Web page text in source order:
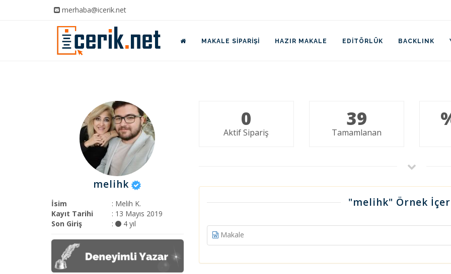
merhaba@icerik.net
MAKALE SIPARIŞI HAZIR MAKALE EDITÖRLÜK BACKLINK
melihk
İsim
: Melih K.
Kayıt Tarihi
: 13 Mayıs 2019
Son Giriş
: 4 yıl
0
Aktif Sipariş
39
Tamamlanan
"melihk" Örnek
Makale